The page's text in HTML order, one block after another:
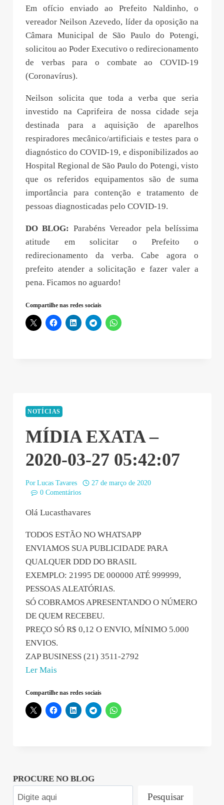
Em ofício enviado ao Prefeito Naldinho, o
vereador Neilson Azevedo, líder da oposição na
Câmara Municipal de São Paulo do Potengi,
solicitou ao Poder Executivo o redirecionamento
de verbas para o combate ao COVID-19
(Coronavírus).
Neilson solicita que toda a verba que seria
investido na Caprifeira de nossa cidade seja
destinada para a aquisição de aparelhos
respiradores mecânico/artificiais e testes para o
diagnóstico do COVID-19, e disponibilizados ao
Hospital Regional de São Paulo do Potengi, visto
que os referidos equipamentos são de suma
importância para contenção e tratamento de
pessoas diagnosticadas pelo COVID-19.
DO BLOG: Parabéns Vereador pela belíssima
atitude em solicitar o Prefeito o
redirecionamento da verba. Cabe agora o
prefeito atender a solicitação e fazer valer a
pena. Ficamos no aguardo!
Compartilhe nas redes sociais
NOTÍCIAS
MÍDIA EXATA –
2020-03-27 05:42:07
Por Lucas Tavares
27 de março de 2020
0 Comentários
Olá Lucasthavares
TODOS ESTÃO NO WHATSAPP
ENVIAMOS SUA PUBLICIDADE PARA
QUALQUER DDD DO BRASIL
EXEMPLO: 21995 DE 000000 ATÉ 999999,
PESSOAS ALEATÓRIAS.
SÓ COBRAMOS APRESENTANDO O NÚMERO
DE QUEM RECEBEU.
PREÇO SÓ R$ 0,12 O ENVIO, MÍNIMO 5.000
ENVIOS.
ZAP BUSINESS (21) 3511-2792
Ler Mais
–
2020-
Compartilhe nas redes sociais
PROCURE NO BLOG
Pesquisar